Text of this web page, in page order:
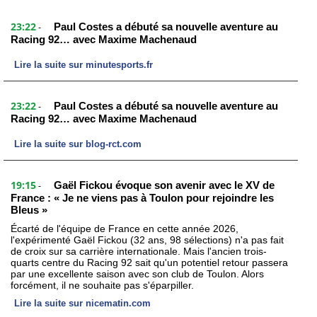
23:22 -
Paul Costes a débuté sa nouvelle aventure au
Racing 92… avec Maxime Machenaud
Lire la suite sur minutesports.fr
23:22 -
Paul Costes a débuté sa nouvelle aventure au
Racing 92… avec Maxime Machenaud
Lire la suite sur blog-rct.com
19:15 -
Gaël Fickou évoque son avenir avec le XV de
France : « Je ne viens pas à Toulon pour rejoindre les
Bleus »
Écarté de l'équipe de France en cette année 2026,
l'expérimenté Gaël Fickou (32 ans, 98 sélections) n'a pas fait
de croix sur sa carrière internationale. Mais l'ancien trois-
quarts centre du Racing 92 sait qu'un potentiel retour passera
par une excellente saison avec son club de Toulon. Alors
forcément, il ne souhaite pas s'éparpiller.
Lire la suite sur nicematin.com